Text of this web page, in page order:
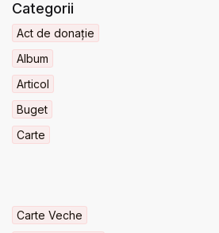
Categorii
Act de donație
Album
Articol
Buget
Carte
Carte Veche